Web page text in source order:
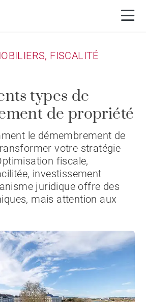
FISCALITÉ
types de
de propriété
le démembrement de
votre stratégie
fiscale,
investissement
juridique offre des
mais attention aux